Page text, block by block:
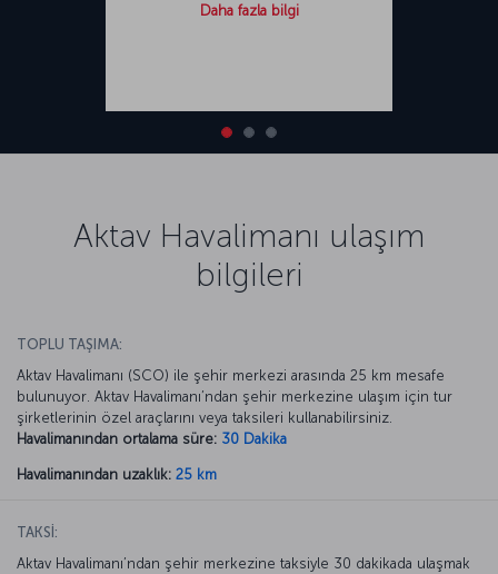
Daha fazla bilgi
Aktav Havalimanı ulaşım
bilgileri
TOPLU TAŞIMA:
Aktav Havalimanı (SCO) ile şehir merkezi arasında 25 km mesafe
bulunuyor. Aktav Havalimanı’ndan şehir merkezine ulaşım için tur
şirketlerinin özel araçlarını veya taksileri kullanabilirsiniz.
Havalimanından ortalama süre: 30 Dakika
Havalimanından uzaklık: 25 km
TAKSİ:
Aktav Havalimanı’ndan şehir merkezine taksiyle 30 dakikada ulaşmak